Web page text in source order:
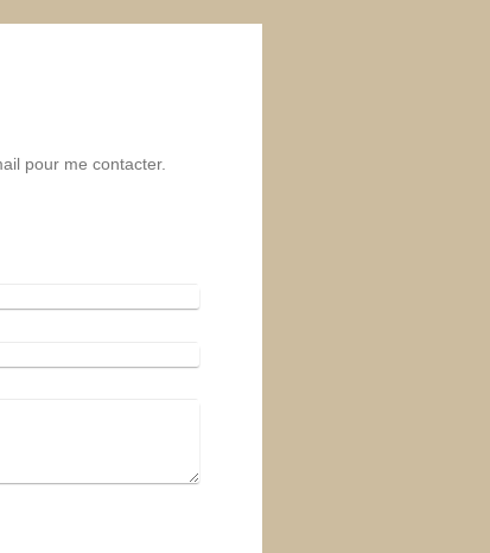
pour me contacter.